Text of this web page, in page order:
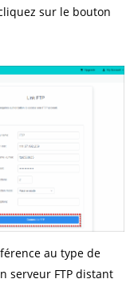
sur le bouton
au type de
serveur FTP distant